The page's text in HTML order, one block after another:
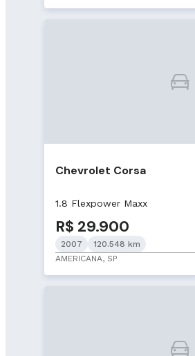
Chevrolet Corsa
1.8 Flexpower Maxx
R$ 29.900
2007
120.548 km
AMERICANA, SP